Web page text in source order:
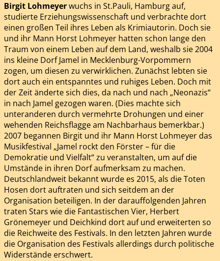
Birgit Lohmeyerwuchs in St.Pauli, Hamburg auf,
studierte Erziehungswissenschaft und verbrachte dort
einen großen Teil ihres Leben als Krimiautorin. Doch sie
und ihr Mann Horst Lohmeyer hatten schon lange den
Traum von einem Leben auf dem Land, weshalb sie 2004
ins kleine Dorf Jamel in Mecklenburg-Vorpommern
zogen, um diesen zu verwirklichen. Zunächst lebten sie
dort auch ein entspanntes und ruhiges Leben. Doch mit
der Zeit änderte sich dies, da nach und nach „Neonazis“
in nach Jamel gezogen waren. (Dies machte sich
unteranderen durch vermehrte Drohungen und einer
wehenden Reichsflagge am Nachbarhaus bemerkbar.)
2007 begannen Birgit und ihr Mann Horst Lohmeyer das
Musikfestival „Jamel rockt den Förster – für die
Demokratie und Vielfalt“ zu veranstalten, um auf die
Umstände in ihren Dorf aufmerksam zu machen.
Deutschlandweit bekannt wurde es 2015, als die Toten
Hosen dort auftraten und sich seitdem an der
Organisation beteiligen. In der darauffolgenden Jahren
traten Stars wie die Fantastischen Vier, Herbert
Grönemeyer und Deichkind dort auf und erweiterten so
die Reichweite des Festivals. In den letzten Jahren wurde
die Organisation des Festivals allerdings durch politische
Widerstände erschwert.